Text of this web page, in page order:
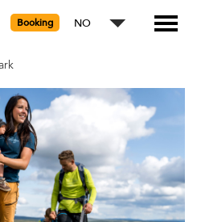
Booking NO